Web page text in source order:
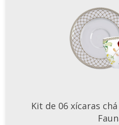
Kit de 06 xícaras